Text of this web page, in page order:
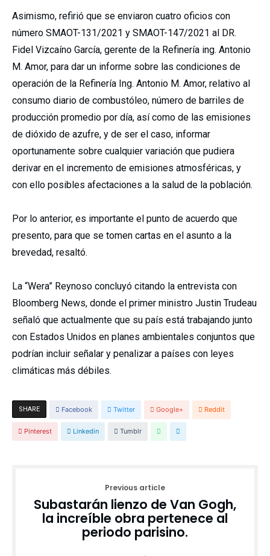
Asimismo, refirió que se enviaron cuatro oficios con
número SMAOT-131/2021 y SMAOT-147/2021 al DR.
Fidel Vizcaíno García, gerente de la Refinería ing. Antonio
M. Amor, para dar un informe sobre las condiciones de
operación de la Refinería Ing. Antonio M. Amor, relativo al
consumo diario de combustóleo, número de barriles de
producción promedio por día, así como de las emisiones
de dióxido de azufre, y de ser el caso, informar
oportunamente sobre cualquier variación que pudiera
derivar en el incremento de emisiones atmosféricas, y
con ello posibles afectaciones a la salud de la población.
Por lo anterior, es importante el punto de acuerdo que
presento, para que se tomen cartas en el asunto a la
brevedad, resaltó.
La “Wera” Reynoso concluyó citando la entrevista con
Bloomberg News, donde el primer ministro Justin Trudeau
señaló que actualmente que su país está trabajando junto
con Estados Unidos en planes ambientales conjuntos que
podrían incluir señalar y penalizar a países con leyes
climáticas más débiles.
SHARE Facebook Twitter Google+ Reddit
Pinterest Linkedin Tumblr
Previous article
Subastarán lienzo de Van Gogh,
la increíble obra pertenece al
periodo parisino.